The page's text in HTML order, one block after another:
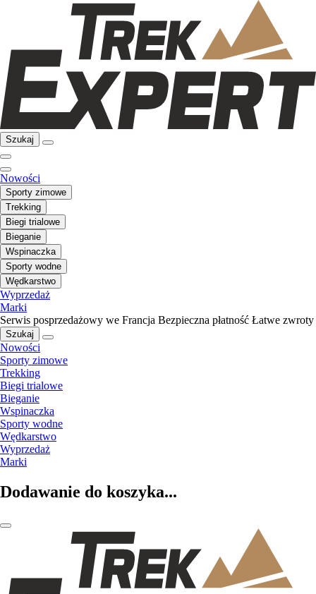
Szukaj
Nowości
Sporty zimowe
Trekking
Biegi trialowe
Bieganie
Wspinaczka
Sporty wodne
Wędkarstwo
Wyprzedaż
Marki
Serwis posprzedażowy we Francja Bezpieczna płatność Łatwe zwroty
Szukaj
Nowości
Sporty zimowe
Trekking
Biegi trialowe
Bieganie
Wspinaczka
Sporty wodne
Wędkarstwo
Wyprzedaż
Marki
Dodawanie do koszyka...